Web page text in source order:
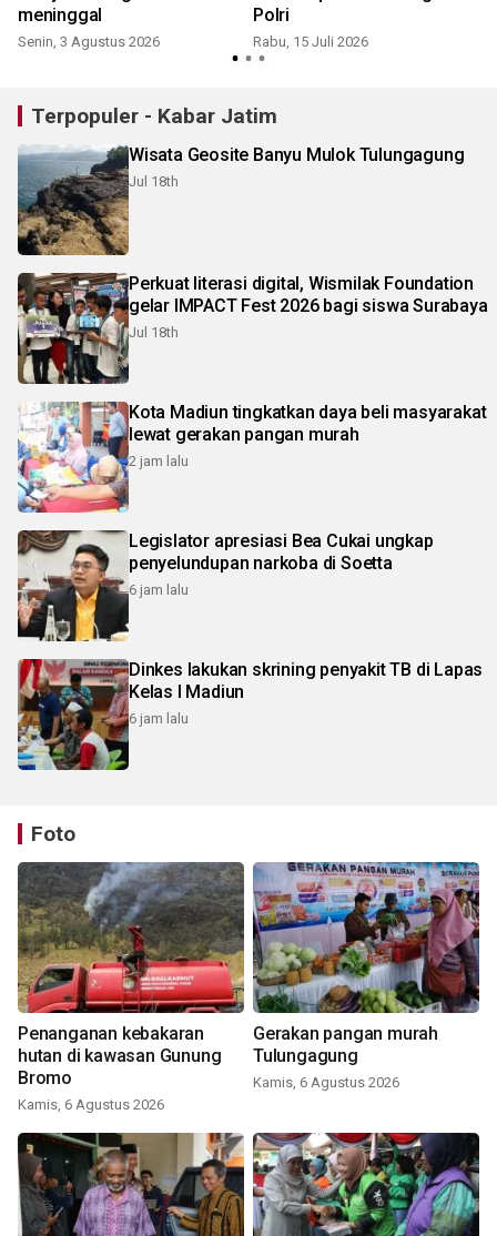
meninggal
Senin, 3 Agustus 2026
Polri
Rabu, 15 Juli 2026
Terpopuler - Kabar Jatim
Wisata Geosite Banyu Mulok Tulungagung
Jul 18th
Perkuat literasi digital, Wismilak Foundation
gelar IMPACT Fest 2026 bagi siswa Surabaya
Jul 18th
Kota Madiun tingkatkan daya beli masyarakat
lewat gerakan pangan murah
2 jam lalu
Legislator apresiasi Bea Cukai ungkap
penyelundupan narkoba di Soetta
6 jam lalu
Dinkes lakukan skrining penyakit TB di Lapas
Kelas I Madiun
6 jam lalu
Foto
Penanganan kebakaran
hutan di kawasan Gunung
Bromo
Kamis, 6 Agustus 2026
Gerakan pangan murah
Tulungagung
Kamis, 6 Agustus 2026